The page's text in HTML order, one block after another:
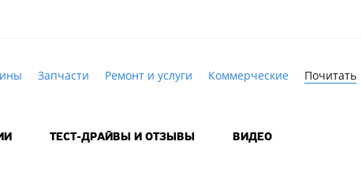
Запчасти Ремонт и услуги Коммерческие Почитать
ТЕСТ-ДРАЙВЫ И ОТЗЫВЫ ВИДЕО